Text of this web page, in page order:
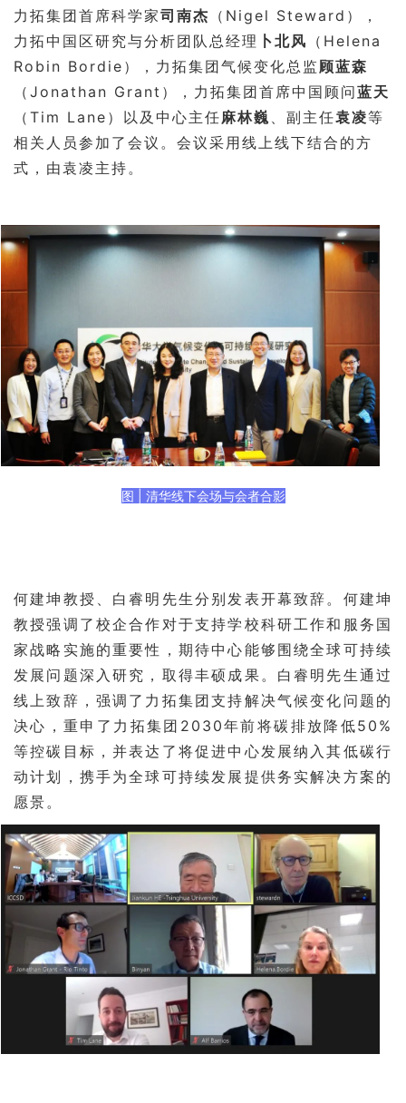
力拓集团首席科学家司南杰 （ Nigel Steward ），
力拓中国区研究与分析团队总经理 卜北风 （ Helena
Robin Bordie ），力拓集团气候变化总监 顾蓝森
（ Jonathan Grant ），力拓集团首席中国顾问蓝天
（ Tim Lane ）以及中心主任麻林巍、副主任袁凌等
相关人员参加了会议。会议采用线上线下结合的方
式，由袁凌主持。
图 清华线下会场与会者合影
何建坤教授、白睿明先生分别发表开幕致辞。何建坤
教授强调了校企合作对于支持学校科研工作和服务国
家战略实施的重要性，期待中心能够围绕全球可持续
发展问题深入研究，取得丰硕成果。白睿明先生通过
线上致辞，强调了力拓集团支持解决气候变化问题的
决心，重申了力拓集团 2030年前将碳排放降低50%
等控碳目标，并表达了将促进中心发展纳入其低碳行
动计划，携手为全球可持续发展提供务实解决方案的
愿景。